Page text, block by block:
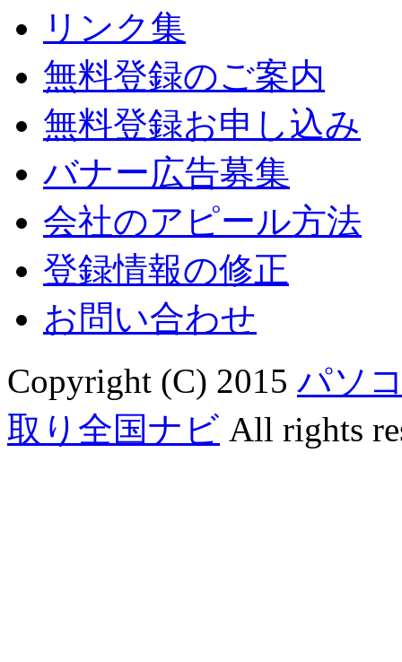
リンク集
無料登録のご案内
無料登録お申し込み
バナー広告募集
会社のアピール方法
登録情報の修正
お問い合わせ
Copyright (C) 2015 パソ
取り全国ナビ All rights